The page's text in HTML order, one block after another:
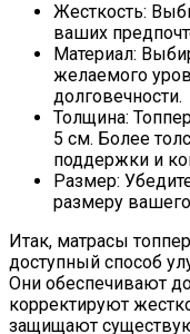
Жесткость:
ваших
Материал:
желаемого
долговечности.
Толщина:
5 см. Более
поддержки и
Размер:
размеру
Итак, матрасы
доступный способ
Они обеспечивают
корректируют
защищают